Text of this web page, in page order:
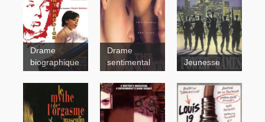
L'enfant
prodige
Drame
biographique
The
Pianist
Drame
sentimental
Jeunesse